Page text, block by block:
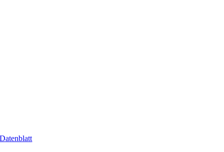
Datenblatt